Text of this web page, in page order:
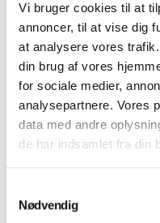
Vi bruger cookies til at
annoncer, til at vise dig
at analysere vores
din brug af vores
for sociale medier,
analysepartnere. Vores
data med andre
de har indsamlet fra din
Nødvendig
Heka UnicLine 5D
guldfang til
spytfontæne
Log ind for at se priser